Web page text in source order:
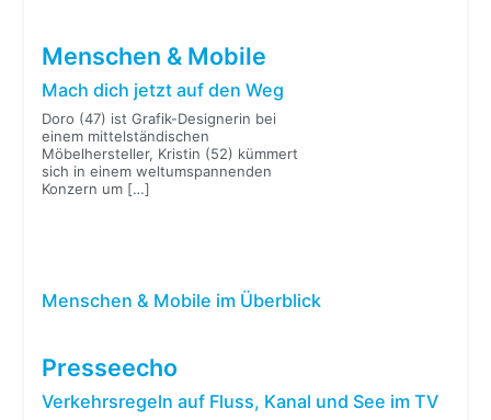
Menschen & Mobile
Mach dich jetzt auf den Weg
Doro (47) ist Grafik-Designerin bei
einem mittelständischen
Möbelhersteller, Kristin (52) kümmert
sich in einem weltumspannenden
Konzern um […]
Menschen & Mobile im Überblick
Presseecho
Verkehrsregeln auf Fluss, Kanal und See im TV